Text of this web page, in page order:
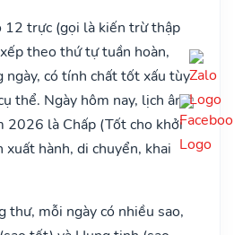
12 trực (gọi là kiến trừ thập
theo thứ tự tuần hoàn,
ngày, có tính chất tốt xấu tùy
thể. Ngày hôm nay, lịch âm
2026 là Chấp (Tốt cho khởi
xuất hành, di chuyển, khai
thư, mỗi ngày có nhiều sao,